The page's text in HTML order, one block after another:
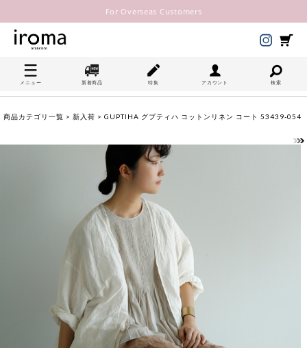
For Overseas Customers
メニュー 新着商品 特集 アカウント 検索
商品カテゴリ一覧 > 新入荷 > GUPTIHA グプティハ コットンリネン コート 53439-054